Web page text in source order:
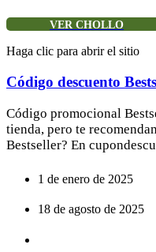
VER CHOLLO
Haga clic para abrir el sitio
Código descuento
Código promocional
tienda, pero te
Bestseller? En
1 de enero de 2025
18 de agosto de 2025